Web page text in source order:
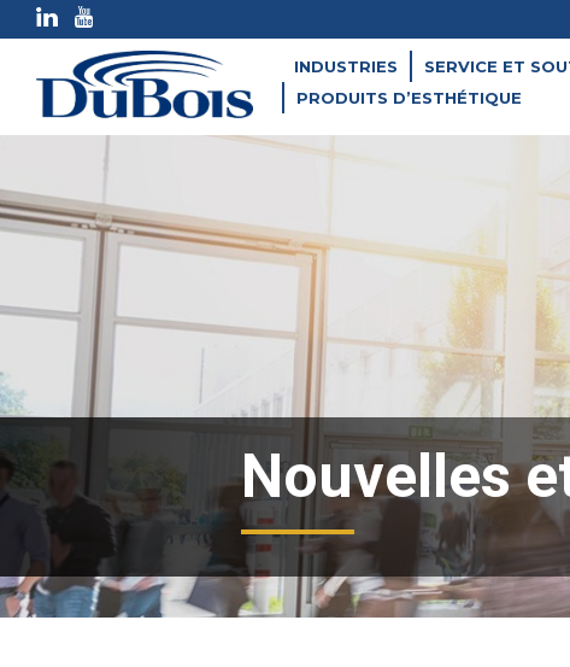
INDUSTRIES SERVICE ET
PRODUITS D’ESTHÉTIQUE
Nouvelles